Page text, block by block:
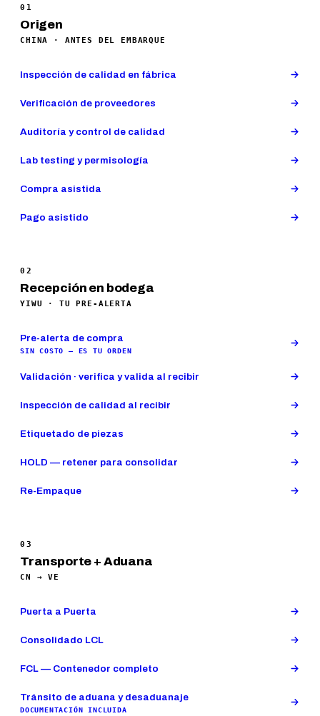
01
Origen
CHINA · ANTES DEL EMBARQUE
Inspección de calidad en fábrica
Verificación de proveedores
Auditoría y control de calidad
Lab testing y permisología
Compra asistida
Pago asistido
02
Recepción en bodega
YIWU · TU PRE-ALERTA
Pre-alerta de compra
SIN COSTO — ES TU ORDEN
Validación · verifica y valida al recibir
Inspección de calidad al recibir
Etiquetado de piezas
HOLD — retener para consolidar
Re-Empaque
03
Transporte + Aduana
CN → VE
Puerta a Puerta
Consolidado LCL
FCL — Contenedor completo
Tránsito de aduana y desaduanaje
DOCUMENTACIÓN INCLUIDA